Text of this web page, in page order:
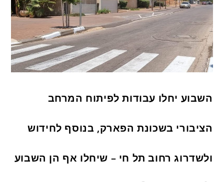
השבוע יחלו עבודות לפיתוח המרחב
הציבורי בשכונת הפארק, בנוסף לחידוש
ולשדרוג רחוב תל חי – שיחלו אף הן השבוע